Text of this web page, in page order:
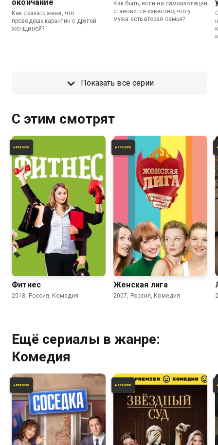
окончание
Как сказать жене, что
проведешь карантин с другой
женщиной?
Как быть, если на самоизоляции
становится известно, что у
мужа есть вторая семья?
Показать все серии
С этим смотрят
Фитнес
2018, Россия, Комедия
4.2 3.7
Женская лига
2007, Россия, Комедия
Ещё сериалы в жанре:
Комедия